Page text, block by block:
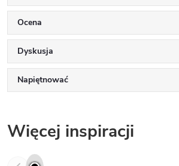
Ocena
Dyskusja
Napiętnować
Więcej inspiracji